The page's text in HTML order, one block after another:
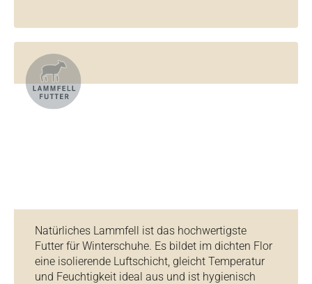
Natürliches Lammfell ist das hochwertigste
Futter für Winterschuhe. Es bildet im dichten Flor
eine isolierende Luftschicht, gleicht Temperatur
und Feuchtigkeit ideal aus und ist hygienisch